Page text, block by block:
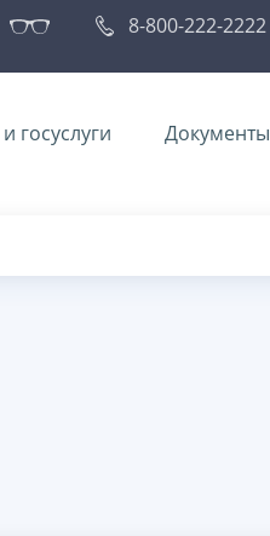
8-800-222-2222
госуслуги Документы